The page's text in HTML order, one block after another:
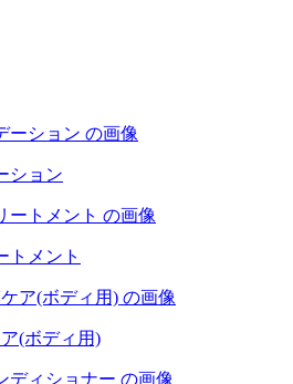
ション
トメント
(ボディ用)